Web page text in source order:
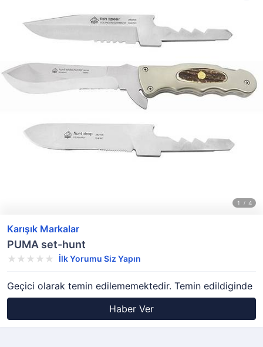
Karışık Markalar
PUMA set-hunt
İlk Yorumu Siz Yapın
Geçici olarak temin edilememektedir. Temin edildiginde
Haber Ver